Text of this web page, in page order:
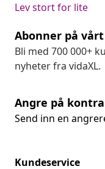
Lev stort for lite
Abonner på
Bli med 700 000+
nyheter fra vidaXL.
Angre på
Send inn en
Kundeservice